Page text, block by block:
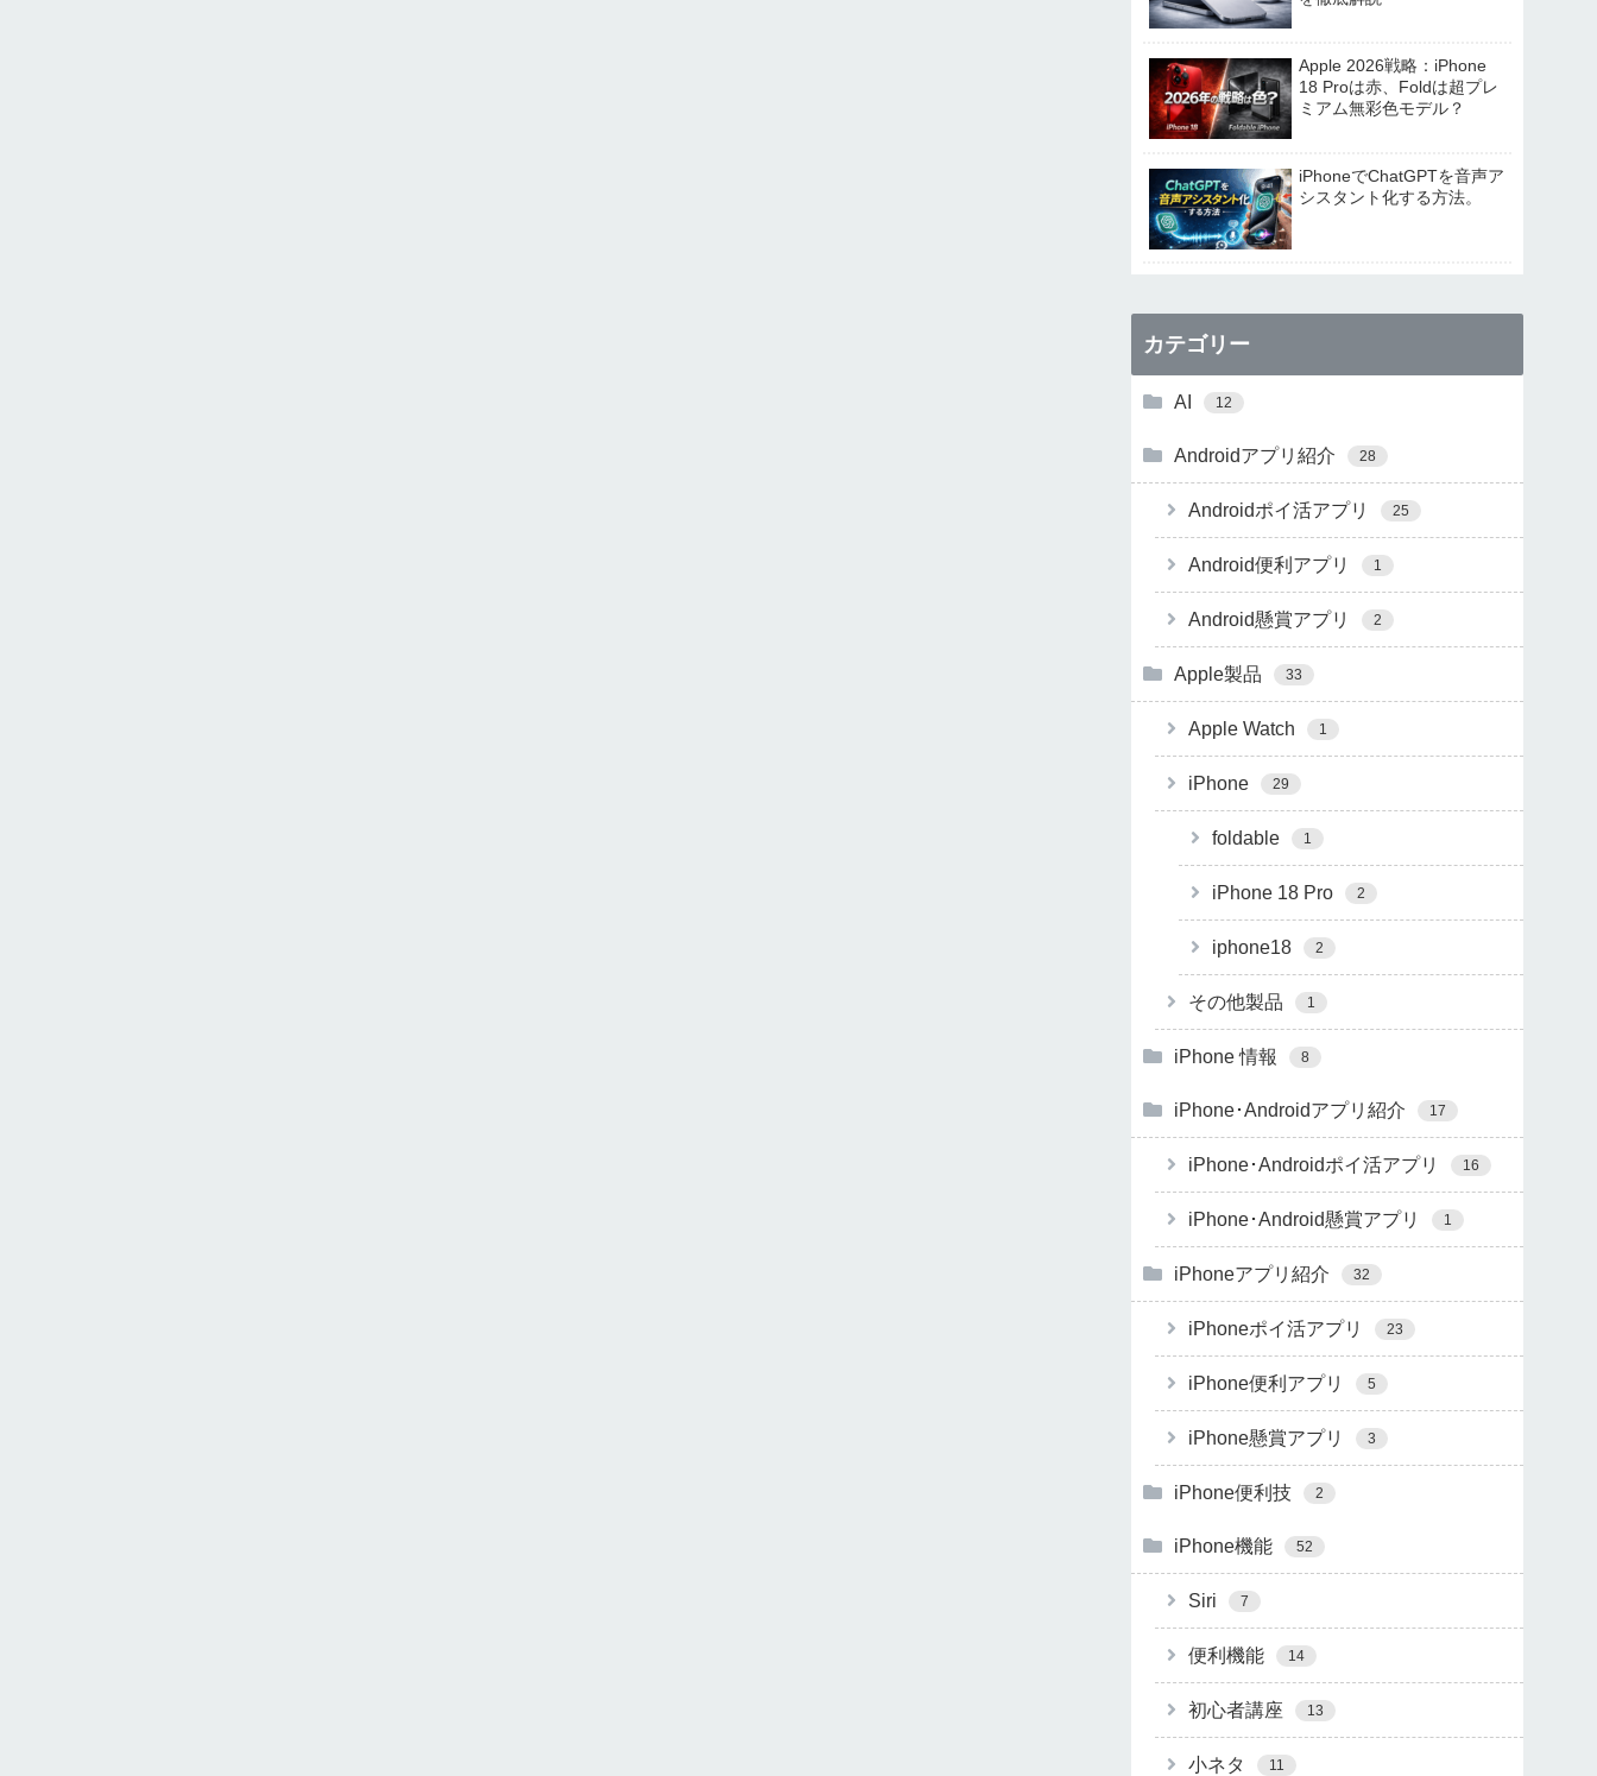
Apple 2026戦略：iPhone
18 Proは赤、Foldは超プレ
ミアム無彩色モデル？
iPhoneでChatGPTを音声ア
シスタント化する方法。
カテゴリー
AI 12
Androidアプリ紹介 28
Androidポイ活アプリ 25
Android便利アプリ 1
Android懸賞アプリ 2
Apple製品 33
Apple Watch 1
iPhone 29
foldable 1
iPhone 18 Pro 2
iphone18 2
その他製品 1
iPhone 情報 8
iPhone･Androidアプリ紹介 17
iPhone･Androidポイ活アプリ 16
iPhone･Android懸賞アプリ 1
iPhoneアプリ紹介 32
iPhoneポイ活アプリ 23
iPhone便利アプリ 5
iPhone懸賞アプリ 3
iPhone便利技 2
iPhone機能 52
Siri 7
便利機能 14
初心者講座 13
小ネタ 11